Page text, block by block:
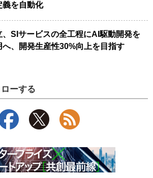
義を自動化
、SIサービスの全工程にAI駆動開発を
へ、開発生産性30%向上を目指す
ーする